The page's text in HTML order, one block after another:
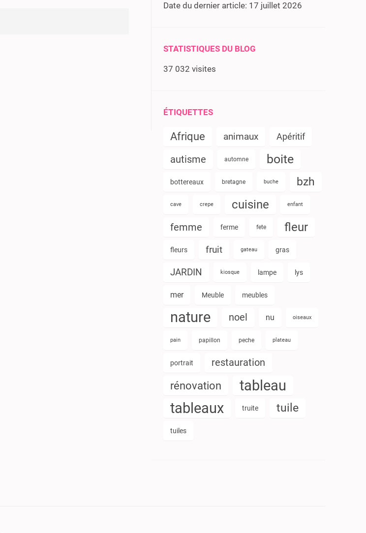
Date du dernier article: 17 juillet 2026
STATISTIQUES DU BLOG
37 032 visites
ÉTIQUETTES
Afrique animaux Apéritif
autisme automne boite
bottereaux bretagne buche bzh
cave crepe cuisine enfant
femme ferme fete fleur
fleurs fruit gateau gras
JARDIN kiosque lampe lys
mer Meuble meubles
nature noel nu oiseaux
pain papillon peche plateau
portrait restauration
rénovation
tableau
tableaux
truite tuile
tuiles